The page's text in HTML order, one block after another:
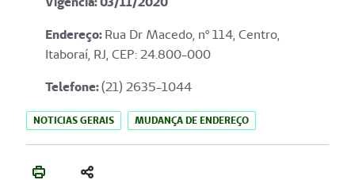
Endereço:Rua Dr Macedo, nº 114, Centro,
Itaboraí, RJ, CEP: 24.800-000
Telefone:(21) 2635-1044
NOTICIAS GERAIS MUDANÇA DE ENDEREÇO